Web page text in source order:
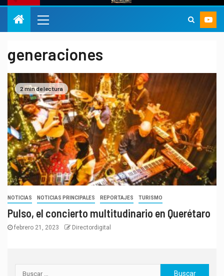
generaciones
2 min de lectura
NOTICIAS NOTICIAS PRINCIPALES REPORTAJES TURISMO
Pulso, el concierto multitudinario en Querétaro
febrero 21, 2023 Directordigital